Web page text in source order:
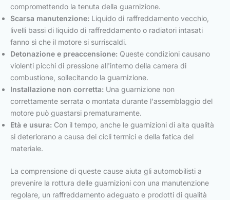
compromettendo la tenuta della guarnizione.
Scarsa manutenzione: Liquido di raffreddamento vecchio,
livelli bassi di liquido di raffreddamento o radiatori intasati
fanno sì che il motore si surriscaldi.
Detonazione e preaccensione: Queste condizioni causano
violenti picchi di pressione all'interno della camera di
combustione, sollecitando la guarnizione.
Installazione non corretta: Una guarnizione non
correttamente serrata o montata durante l'assemblaggio del
motore può guastarsi prematuramente.
Età e usura: Con il tempo, anche le guarnizioni di alta qualità
si deteriorano a causa dei cicli termici e della fatica del
materiale.
La comprensione di queste cause aiuta gli automobilisti a
prevenire la rottura delle guarnizioni con una manutenzione
regolare, un raffreddamento adeguato e prodotti di qualità